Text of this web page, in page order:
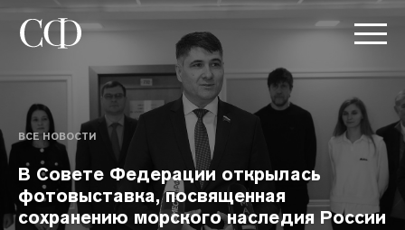
ВСЕ НОВОСТИ
В Совете Федерации открылась
фотовыставка, посвященная
сохранению морского наследия России